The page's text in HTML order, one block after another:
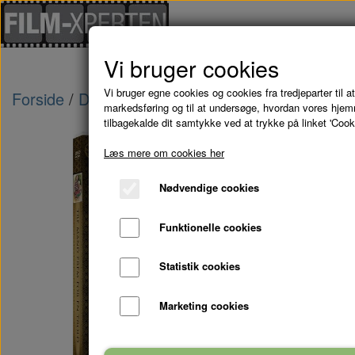
Forside Danske Film TRE MAND FREM
Vi bruger cookies
Vi bruger egne cookies og cookies fra tredjeparter til
markedsføring og til at undersøge, hvordan vores
tilbagekalde dit samtykke ved at trykke på linket
Læs mere om cookies her
Nødvendige cookies
Funktionelle cookies
Statistik cookies
Marketing cookies